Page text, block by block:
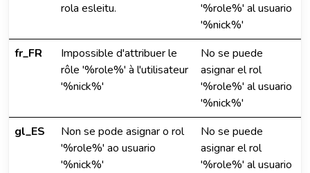
rola esleitu.
'%role%' al usuario
'%nick%'
fr_FR
Impossible d'attribuer le
rôle '%role%' à l'utilisateur
'%nick%'
No se puede
asignar el rol
'%role%' al usuario
'%nick%'
gl_ES
Non se pode asignar o rol
'%role%' ao usuario
'%nick%'
No se puede
asignar el rol
'%role%' al usuario